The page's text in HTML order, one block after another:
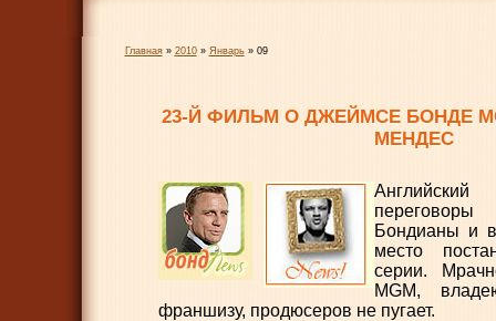
Главная» 2010 » Январь » 09
23-Й ФИЛЬМ О ДЖЕЙМСЕ БОНДЕ
МЕНДЕС
Бондианы и
место
серии.
MGM,
франшизу, продюсеров не пугает.